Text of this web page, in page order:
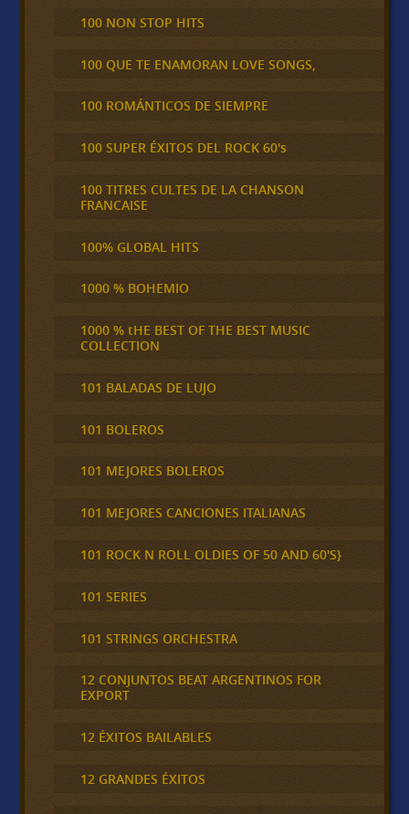
100 NON STOP HITS
100 QUE TE ENAMORAN LOVE SONGS,
100 ROMÁNTICOS DE SIEMPRE
100 SUPER ÉXITOS DEL ROCK 60's
100 TITRES CULTES DE LA CHANSON
FRANCAISE
100% GLOBAL HITS
1000 % BOHEMIO
1000 % tHE BEST OF THE BEST MUSIC
COLLECTION
101 BALADAS DE LUJO
101 BOLEROS
101 MEJORES BOLEROS
101 MEJORES CANCIONES ITALIANAS
101 ROCK N ROLL OLDIES OF 50 AND 60'S}
101 SERIES
101 STRINGS ORCHESTRA
12 CONJUNTOS BEAT ARGENTINOS FOR
EXPORT
12 ÉXITOS BAILABLES
12 GRANDES ÉXITOS